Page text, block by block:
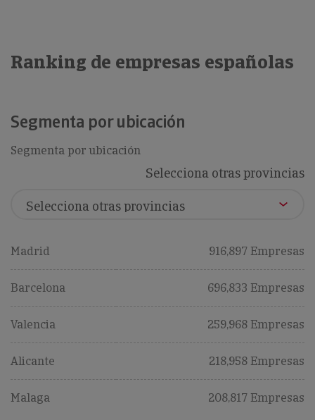
Ranking de empresas españolas
Segmenta por ubicación
Segmenta por ubicación
Selecciona otras provincias
Madrid 916,897 Empresas
Barcelona 696,833 Empresas
Valencia 259,968 Empresas
Alicante 218,958 Empresas
Malaga 208,817 Empresas